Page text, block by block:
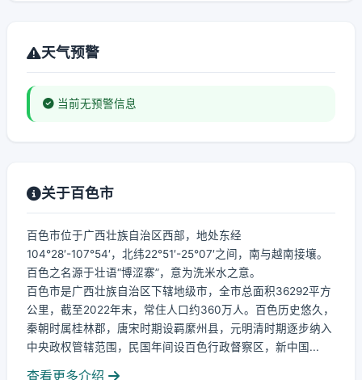
天气预警
当前无预警信息
关于百色市
百色市位于广西壮族自治区西部，地处东经
104°28′-107°54′，北纬22°51′-25°07′之间，南与越南接壤。
百色之名源于壮语“博涩寨”，意为洗米水之意。
百色市是广西壮族自治区下辖地级市，全市总面积36292平方
公里，截至2022年末，常住人口约360万人。百色历史悠久，
秦朝时属桂林郡，唐宋时期设羁縻州县，元明清时期逐步纳入
中央政权管辖范围，民国年间设百色行政督察区，新中国...
查看更多介绍